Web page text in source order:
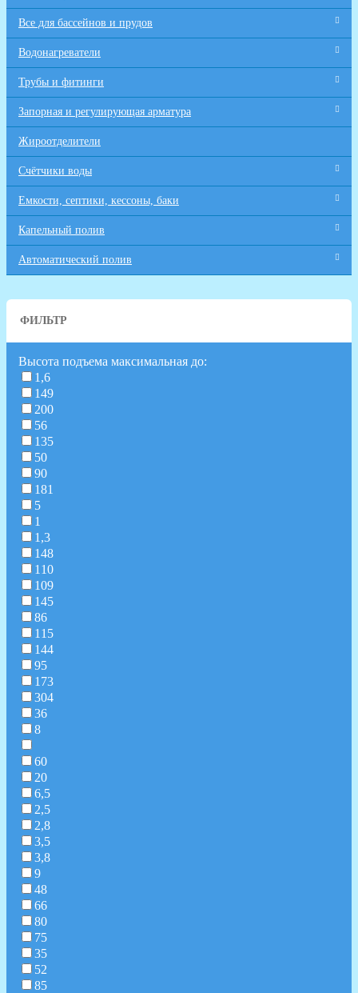
Все для бaссейнов и прудов
Водонагреватели
Трубы и фитинги
Запорная и регулирующая арматура
Жироотделители
Счётчики воды
Емкости, септики, кессоны, баки
Капельный полив
Автоматический полив
ФИЛЬТР
Высота подъема максимальная до:
1,6
149
200
56
135
50
90
181
5
1
1,3
148
110
109
145
86
115
144
95
173
304
36
8
60
20
6,5
2,5
2,8
3,5
3,8
9
48
66
80
75
35
52
85